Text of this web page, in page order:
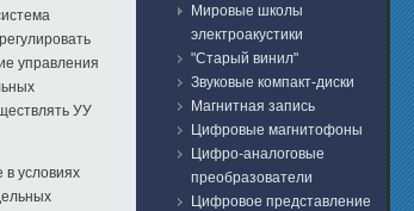
управления
УУ
условиях
Мировые школы
электроакустики
"Старый винил"
Звуковые компакт-диски
Магнитная запись
Цифровые магнитофоны
Цифро-аналоговые
преобразователи
Цифровое представление